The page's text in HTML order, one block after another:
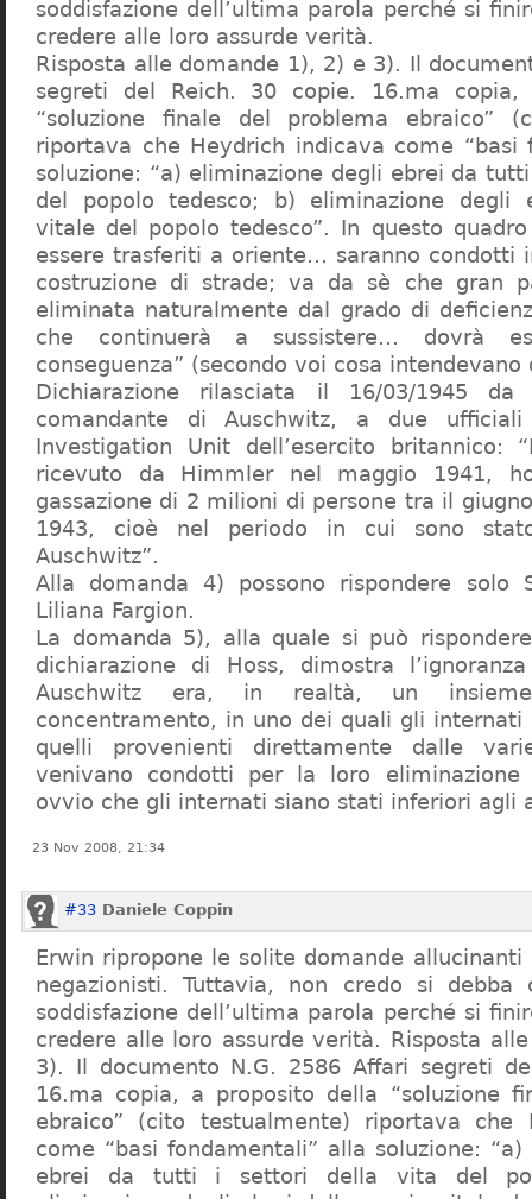
soddisfazione dell’ultima parola perché si
credere alle loro assurde verità.
Risposta alle domande 1), 2) e 3). Il
segreti del Reich. 30 copie. 16.ma copia,
“soluzione finale del problema ebraico”
riportava che Heydrich indicava come “basi
soluzione: “a) eliminazione degli ebrei da
del popolo tedesco; b) eliminazione degli
vitale del popolo tedesco”. In questo
essere trasferiti a oriente… saranno condotti
costruzione di strade; va da sè che gran
eliminata naturalmente dal grado di
che continuerà a sussistere… dovrà
conseguenza” (secondo voi cosa intendevano
Dichiarazione rilasciata il 16/03/1945
comandante di Auschwitz, a due
Investigation Unit dell’esercito britannico:
ricevuto da Himmler nel maggio 1941,
gassazione di 2 milioni di persone tra il
1943, cioè nel periodo in cui sono
Auschwitz”.
Alla domanda 4) possono rispondere solo
Liliana Fargion.
La domanda 5), alla quale si può
dichiarazione di Hoss, dimostra
Auschwitz era, in realtà, un
concentramento, in uno dei quali gli
quelli provenienti direttamente dalle
venivano condotti per la loro eliminazione
ovvio che gli internati siano stati inferiori agli
23 Nov 2008, 21:34
#33 Daniele Coppin
Erwin ripropone le solite domande
negazionisti. Tuttavia, non credo si debba
soddisfazione dell’ultima parola perché si
credere alle loro assurde verità. Risposta
3). Il documento N.G. 2586 Affari segreti
16.ma copia, a proposito della “soluzione
ebraico” (cito testualmente) riportava che
come “basi fondamentali” alla soluzione:
ebrei da tutti i settori della vita del